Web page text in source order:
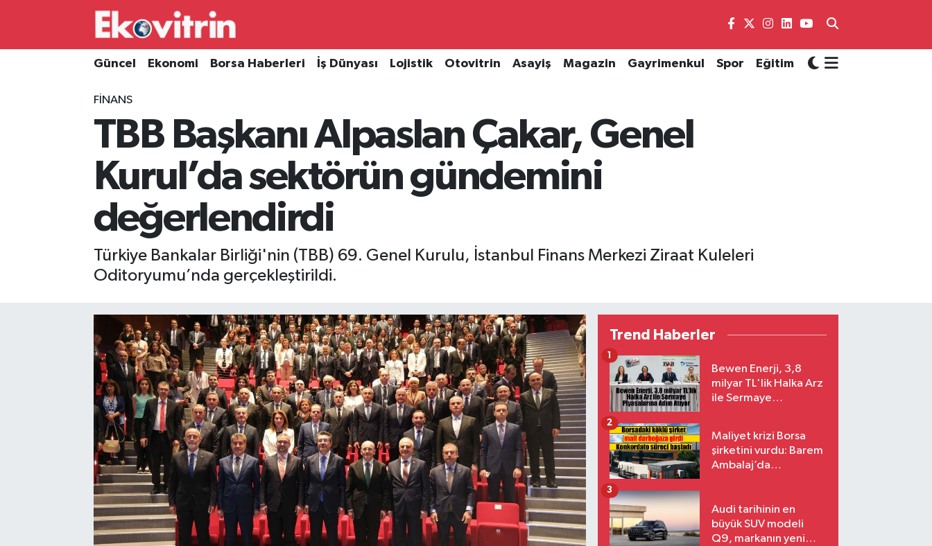
Güncel Ekonomi Borsa Haberleri İş Dünyası Lojistik Otovitrin Asayiş Magazin Gayrimenkul Spor Eğitim
FINANS
TBB Başkanı Alpaslan Çakar, Genel
Kurul’da sektörün gündemini
değerlendirdi
Türkiye Bankalar Birliği'nin (TBB) 69. Genel Kurulu, İstanbul Finans Merkezi Ziraat Kuleleri
Oditoryumu’nda gerçekleştirildi.
Trend Haberler
Bewen Enerji, 3,8
milyar TL'lik Halka Arz
ile Sermaye
1
Maliyet krizi Borsa
şirketini vurdu: Barem
Ambalaj’da
2
Audi tarihinin en
büyük SUV modeli
Q9, markanın yeni
3
Güncel
Borsa Haberleri
Gayrimenkul
Hava Durumu
Süper Lig Puan Durumu ve Fikstür
Tüm Manşetler
Son Dakika Haberleri
Haber Arşivi